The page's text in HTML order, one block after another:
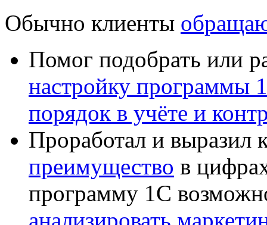
Обычно клиенты
Помог подобрать или
настройку программы
порядок в учёте и
Проработал и выразил
преимущество в
программу 1С
анализировать